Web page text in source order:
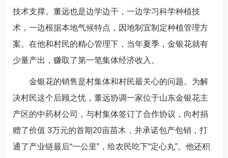
技术支撑。董远也是边学边干，一边学习科学种植技
术，一边根据本地气候特点，因地制宜制定种植管理方
案。在他和村民的精心管理下，当年夏季，金银花就有
少量产出，赚取了第一笔集体经济收入。
金银花的销售是村集体和村民最关心的问题。为解
决村民这个后顾之忧，董远协调一家位于山东金银花主
产区的中药材公司，与村集体签订了合作协议，向村捐
赠了价值 3万元的首期20亩苗木，并承诺包产包销，打
通了产业链最后“一公里”，给农民吃下“定心丸”。他还积